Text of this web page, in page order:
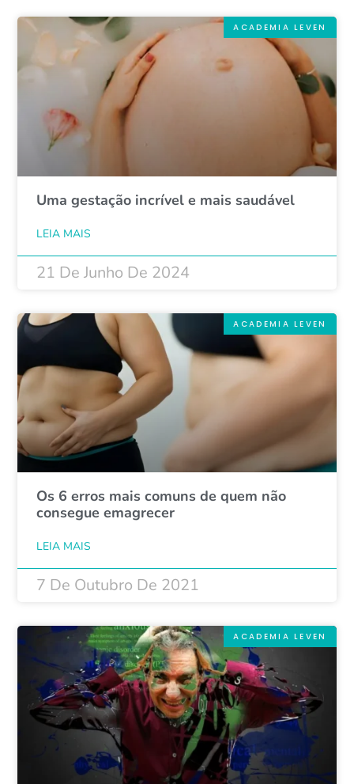
ACADEMIA LEVEN
Uma gestação incrível e mais saudável
LEIA MAIS
21 De Junho De 2024
ACADEMIA LEVEN
Os 6 erros mais comuns de quem não
consegue emagrecer
LEIA MAIS
7 De Outubro De 2021
ACADEMIA LEVEN